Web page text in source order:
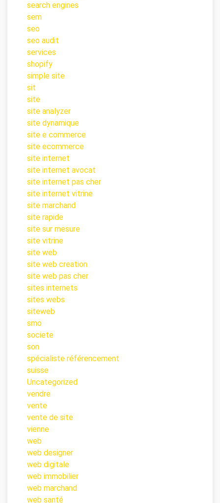
search engines
sem
seo
seo audit
services
shopify
simple site
sit
site
site analyzer
site dynamique
site e commerce
site ecommerce
site internet
site internet avocat
site internet pas cher
site internet vitrine
site marchand
site rapide
site sur mesure
site vitrine
site web
site web creation
site web pas cher
sites internets
sites webs
siteweb
smo
societe
son
spécialiste référencement
suisse
Uncategorized
vendre
vente
vente de site
vienne
web
web designer
web digitale
web immobilier
web marchand
web santé